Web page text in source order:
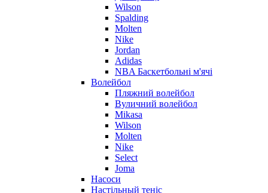
Wilson
Spalding
Molten
Nike
Jordan
Adidas
NBA Баскетбольні м'ячі
Волейбол
Пляжний волейбол
Вуличний волейбол
Mikasa
Wilson
Molten
Nike
Select
Joma
Насоси
Настільный теніс